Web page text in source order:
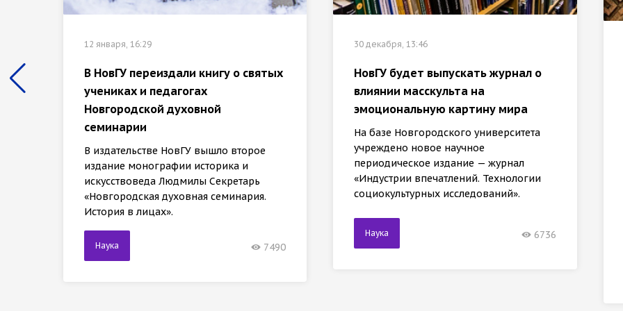
12 января, 16:29
В НовГУ переиздали книгу о святых
учениках и педагогах
Новгородской духовной
семинарии
В издательстве НовГУ вышло второе
издание монографии историка и
искусствоведа Людмилы Секретарь
«Новгородская духовная семинария.
История в лицах».
Наука 7490
30 декабря, 13:46
НовГУ будет выпускать журнал о
влиянии масскульта на
эмоциональную картину мира
На базе Новгородского университета
учреждено новое научное
периодическое издание — журнал
«Индустрии впечатлений. Технологии
социокультурных исследований».
Наука 6736